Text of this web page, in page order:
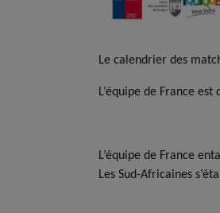
Le calendrier des
L’équipe de France
L’équipe de France
Les Sud-Africaines